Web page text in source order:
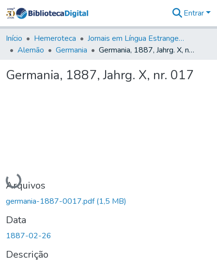
&
Coleções
Tudo na
Digital
Entrar
Início Hemeroteca
Jornais em Língua Estrangeira
Alemão
Germania Germania, 1887, Jahrg. X, nr. 017
Germania, 1887, Jahrg. X, nr. 017
Carregando...
Arquivos
germania-1887-0017.pdf(1,5 MB)
Data
1887-02-26
Descrição